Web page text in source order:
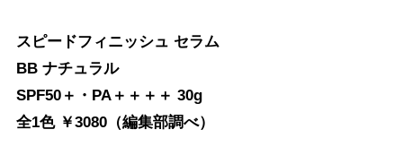
スピードフィニッシュ セラム
BB ナチュラル
SPF50＋・PA＋＋＋＋ 30g
全1色 ￥3080（編集部調べ）